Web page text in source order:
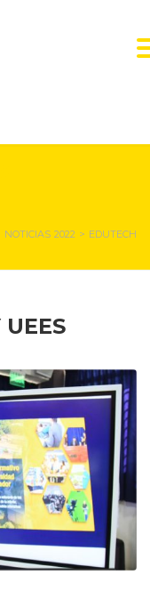
NOTICIAS 2022> EDUTECH